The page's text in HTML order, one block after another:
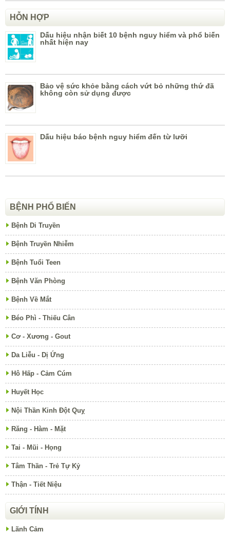
HỖN HỢP
Dấu hiệu nhận biết 10 bệnh nguy hiểm và phổ biến
nhất hiện nay
Bảo vệ sức khỏe bằng cách vứt bỏ những thứ đã
không còn sử dụng được
Dấu hiệu báo bệnh nguy hiểm đến từ lưỡi
BỆNH PHỔ BIẾN
Bệnh Di Truyền
Bệnh Truyền Nhiễm
Bệnh Tuổi Teen
Bệnh Văn Phòng
Bệnh Về Mắt
Béo Phì - Thiếu Cân
Cơ - Xương - Gout
Da Liễu - Dị Ứng
Hô Hấp - Cảm Cúm
Huyết Học
Nội Thần Kinh Đột Quỵ
Răng - Hàm - Mặt
Tai - Mũi - Họng
Tâm Thần - Trẻ Tự Kỷ
Thận - Tiết Niệu
GIỚI TÍNH
Lãnh Cảm